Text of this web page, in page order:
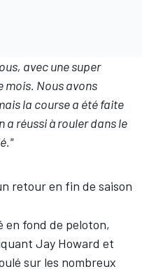
avec une super
mois. Nous avons
la course a été faite
a réussi à rouler dans le
retour en fin de saison
en fond de peloton,
Jay Howard et
sur les nombreux